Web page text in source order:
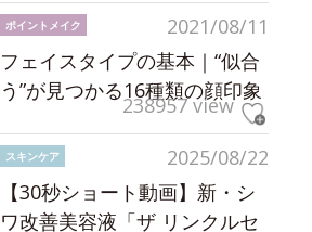
2021/08/11
ポイントメイク
フェイスタイプの基本｜“似合
う”が見つかる16種類の顔印象
238957 view
2025/08/22
スキンケア
【30秒ショート動画】新・シ
ワ改善美容液「ザ リンクルセ